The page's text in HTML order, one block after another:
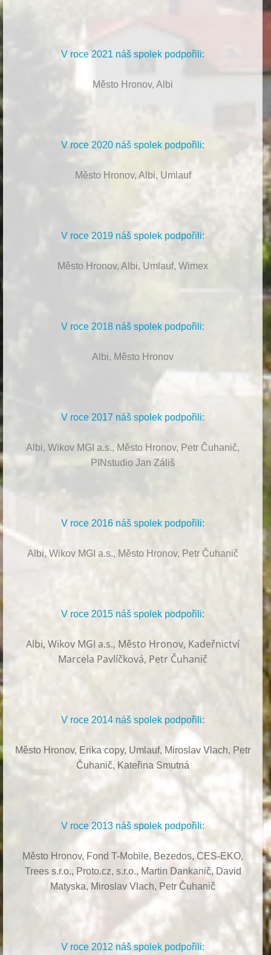
V roce 2021 náš spolek podpořili:
Město Hronov, Albi
V roce 2020 náš spolek podpořili:
Město Hronov, Albi, Umlauf
V roce 2019 náš spolek podpořili:
Město Hronov, Albi, Umlauf, Wimex
V roce 2018 náš spolek podpořili:
Albi, Město Hronov
V roce 2017 náš spolek podpořili:
Albi, Wikov MGI a.s., Město Hronov, Petr Čuhanič,
PINstudio Jan Záliš
V roce 2016 náš spolek podpořili:
Albi, Wikov MGI a.s., Město Hronov, Petr Čuhanič
V roce 2015 náš spolek podpořili:
Albi,Wikov MGI a.s., Město Hronov, Kadeřnictví
Marcela Pavlíčková, Petr Čuhanič
V roce 2014 náš spolek podpořili:
Město Hronov, Erika copy, Umlauf, Miroslav Vlach, Petr
Čuhanič, Kateřina Smutná
V roce 2013 náš spolek podpořili:
Město Hronov, Fond T-Mobile, Bezedos, CES-EKO,
Trees s.r.o., Proto.cz, s.r.o., Martin Dankanič, David
Matyska, Miroslav Vlach, Petr Čuhanič
V roce 2012 náš spolek podpořili: